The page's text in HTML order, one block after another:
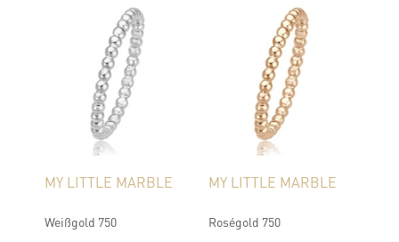
MY LITTLE MARBLE
Weißgold 750
MY LITTLE MARBLE
Roségold 750